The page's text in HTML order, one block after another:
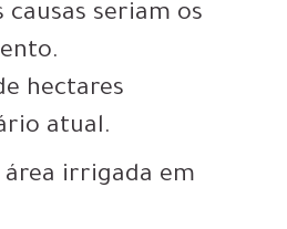
causas seriam os
hectares
atual.
área irrigada em